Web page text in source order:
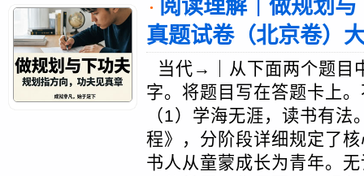
· 阅读理解｜做规划
真题试卷（北京卷）
当代→｜从下面两个题目
字。将题目写在答题卡上
（1）学海无涯，读书有
程》，分阶段详细规定了
书人从童蒙成长为青年。